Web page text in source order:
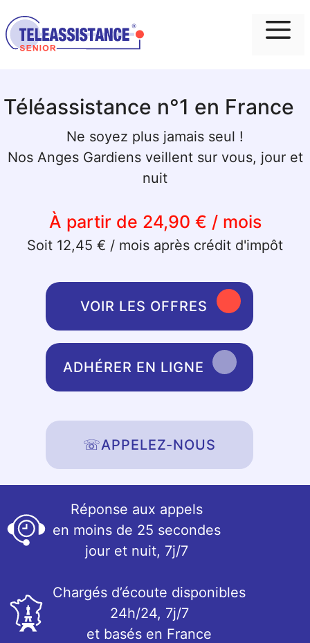
Téléassistance n°1 en France
Ne soyez plus jamais seul !
Nos Anges Gardiens veillent sur vous, jour et
nuit
À partir de 24,90 € / mois
Soit 12,45 € / mois après crédit d'impôt
VOIR LES OFFRES
ADHÉRER EN LIGNE
☏APPELEZ-NOUS
Réponse aux appels
en moins de 25 secondes
jour et nuit, 7j/7
Chargés d’écoute disponibles
24h/24, 7j/7
et basés en France